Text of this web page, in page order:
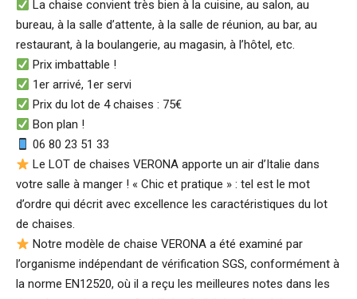
La chaise convient très bien à la cuisine, au salon, au
bureau, à la salle d’attente, à la salle de réunion, au bar, au
restaurant, à la boulangerie, au magasin, à l’hôtel, etc.
Prix imbattable !
1er arrivé, 1er servi
Prix du lot de 4 chaises : 75€
Bon plan !
06 80 23 51 33
Le LOT de chaises VERONA apporte un air d’Italie dans
votre salle à manger ! « Chic et pratique » : tel est le mot
d’ordre qui décrit avec excellence les caractéristiques du lot
de chaises.
Notre modèle de chaise VERONA a été examiné par
l’organisme indépendant de vérification SGS, conformément à
la norme EN12520, où il a reçu les meilleures notes dans les